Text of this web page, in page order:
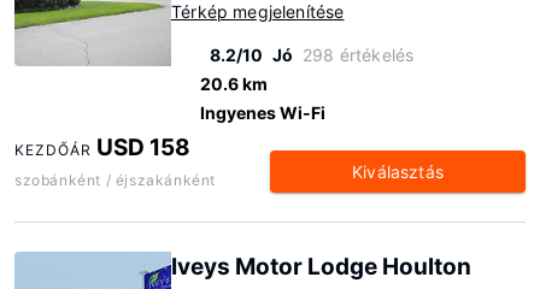
Térkép megjelenítése
8.2/10 Jó 298 értékelés
20.6 km
Ingyenes Wi-Fi
KEZDŐÁR USD 158
szobánként / éjszakánként Kiválasztás
Iveys Motor Lodge Houlton